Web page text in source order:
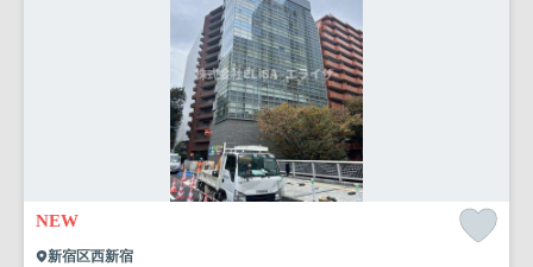
NEW
新宿区西新宿